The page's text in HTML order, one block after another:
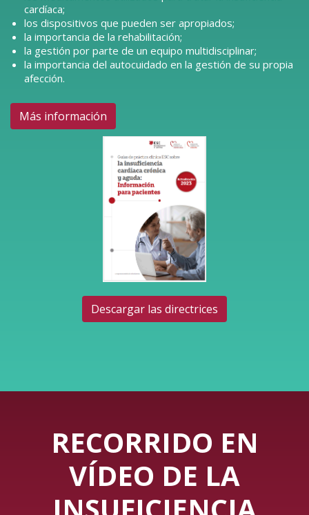
cardíaca;
los dispositivos que pueden ser apropiados;
la importancia de la rehabilitación;
la gestión por parte de un equipo multidisciplinar;
la importancia del autocuidado en la gestión de su propia
afección.
Más información
Descargar las directrices
RECORRIDO EN
VÍDEO DE LA